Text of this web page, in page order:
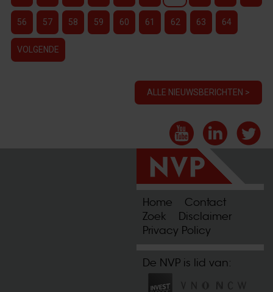
56 57 58 59 60 61 62 63 64
VOLGENDE
ALLE NIEUWSBERICHTEN >
Home
Contact
Zoek
Disclaimer
Privacy Policy
De NVP is lid van: